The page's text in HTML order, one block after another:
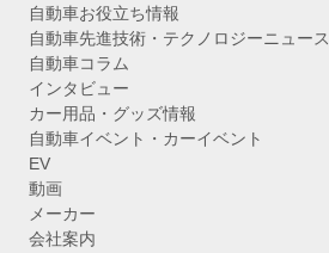
自動車お役立ち情報
自動車先進技術・テクノロジーニュース
自動車コラム
インタビュー
カー用品・グッズ情報
自動車イベント・カーイベント
EV
動画
メーカー
会社案内